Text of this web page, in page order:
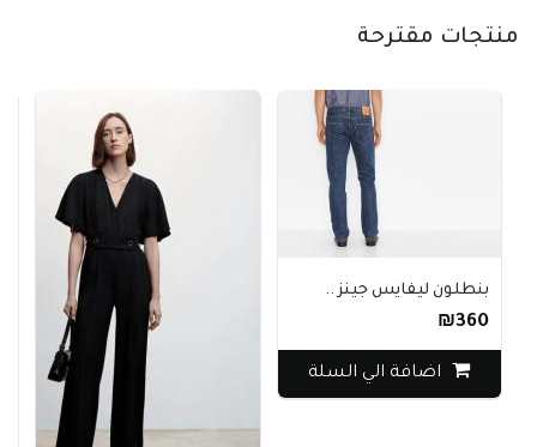
منتجات مقترحة
بنطلون ليفايس جينز ..
₪360
اضافة الي السلة